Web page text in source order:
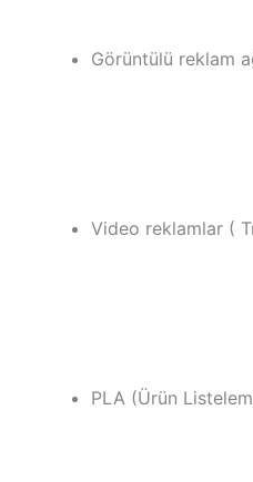
Görüntülü reklam
Video reklamlar (
PLA (Ürün